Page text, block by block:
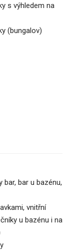
s výhledem na
(bungalov)
bar u bazénu,
vnitřní
u bazénu i na